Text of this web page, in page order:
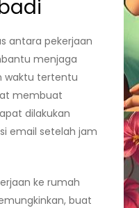
antara pekerjaan
menjaga
waktu tertentu
membuat
dilakukan
email setelah jam
ke rumah
buat